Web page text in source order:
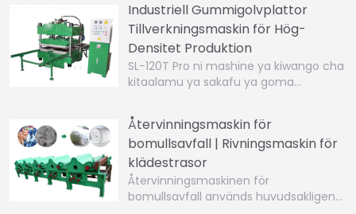
Industriell Gummigolvplattor
Tillverkningsmaskin för Hög-
Densitet Produktion
SL-120T Pro ni mashine ya kiwango cha
kitaalamu ya sakafu ya goma…
Återvinningsmaskin för
bomullsavfall | Rivningsmaskin för
klädestrasor
Återvinningsmaskinen för
bomullsavfall används huvudsakligen…